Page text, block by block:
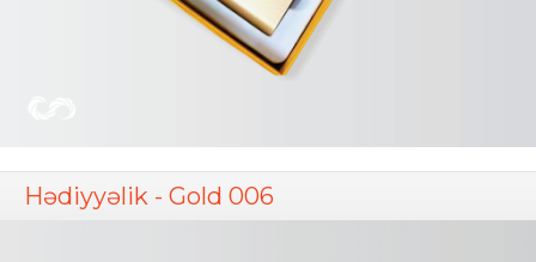
Hədiyyəlik - Gold 006